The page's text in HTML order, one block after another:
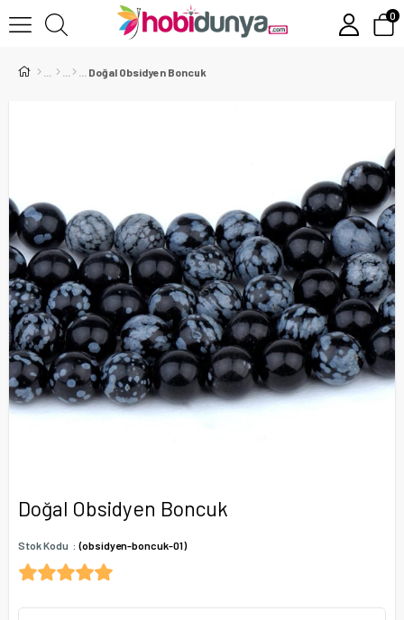
0
Doğal Obsidyen Boncuk
Doğal Obsidyen Boncuk
Stok Kodu (obsidyen-boncuk-01)